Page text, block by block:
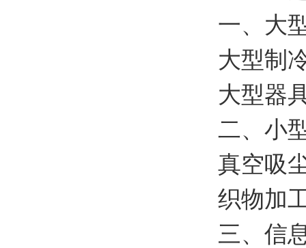
一、大
大型制
大型器
二、小
真空吸
织物加
三、信